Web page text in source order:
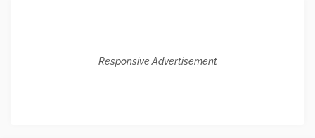
Responsive Advertisement